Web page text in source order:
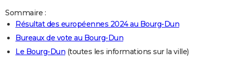
Guides de France
Escapades
Patrimoine
Expositions
Musées
Week-end nature
LIFESTYLE
Art de vivre
Bien-être
Loisirs
Mode
Modes de vie
Sommaire :
Résultat des européennes 2024 au Bourg-Dun
Bureaux de vote au Bourg-Dun
Le Bourg-Dun (toutes les informations sur la ville)